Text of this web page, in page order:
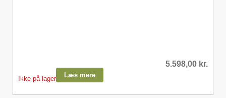
5.598,00 kr.
Ikke på lager Læs mere